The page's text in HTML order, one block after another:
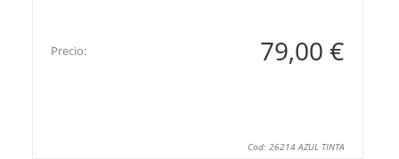
Precio: 79,00 €
Cod: 26214 AZUL TINTA